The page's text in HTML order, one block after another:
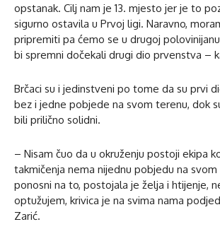
opstanak. Cilj nam je 13. mjesto jer je to
sigurno ostavila u Prvoj ligi. Naravno,
pripremiti pa ćemo se u drugoj
bi spremni dočekali drugi dio prvenstva –
Brčaci su i jedinstveni po tome da su prvi
bez i jedne pobjede na svom terenu, dok
bili prilično solidni.
– Nisam čuo da u okruženju postoji ekipa
takmičenja nema nijednu pobjedu na
ponosni na to, postojala je želja i htijenje,
optužujem, krivica je na svima nama
Zarić.